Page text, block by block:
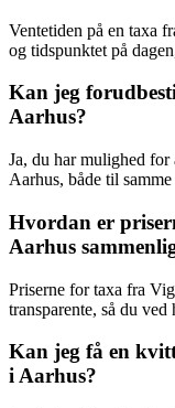
Ventetiden på en taxa
og tidspunktet på
Kan jeg
Aarhus?
Ja, du har mulighed
Aarhus, både til
Hvordan er
Aarhus
Priserne for taxa fra
transparente, så du
Kan jeg få en
i Aarhus?